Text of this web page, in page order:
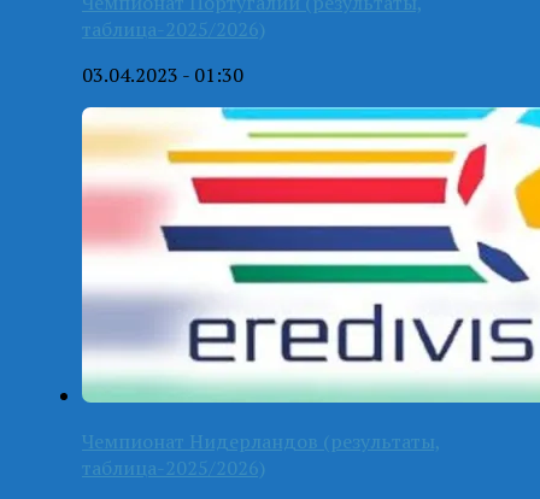
таблица-2025/2026)
03.04.2023 - 01:30
Чемпионат Нидерландов (результаты,
таблица-2025/2026)